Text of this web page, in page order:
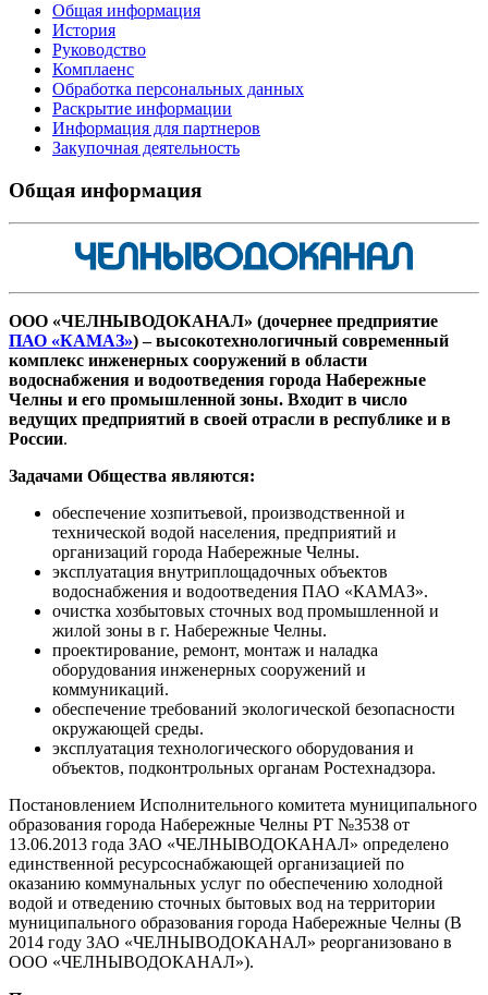
Общая информация
История
Руководство
Комплаенс
Обработка персональных данных
Раскрытие информации
Информация для партнеров
Закупочная деятельность
Общая информация
ООО «ЧЕЛНЫВОДОКАНАЛ» (дочернее предприятие
ПАО «КАМАЗ») – высокотехнологичный современный
комплекс инженерных сооружений в области
водоснабжения и водоотведения города Набережные
Челны и его промышленной зоны. Входит в число
ведущих предприятий в своей отрасли в республике и в
России.
Задачами Общества являются:
обеспечение хозпитьевой, производственной и
технической водой населения, предприятий и
организаций города Набережные Челны.
эксплуатация внутриплощадочных объектов
водоснабжения и водоотведения ПАО «КАМАЗ».
очистка хозбытовых сточных вод промышленной и
жилой зоны в г. Набережные Челны.
проектирование, ремонт, монтаж и наладка
оборудования инженерных сооружений и
коммуникаций.
обеспечение требований экологической безопасности
окружающей среды.
эксплуатация технологического оборудования и
объектов, подконтрольных органам Ростехнадзора.
Постановлением Исполнительного комитета муниципального
образования города Набережные Челны РТ №3538 от
13.06.2013 года ЗАО «ЧЕЛНЫВОДОКАНАЛ» определено
единственной ресурсоснабжающей организацией по
оказанию коммунальных услуг по обеспечению холодной
водой и отведению сточных бытовых вод на территории
муниципального образования города Набережные Челны (В
2014 году ЗАО «ЧЕЛНЫВОДОКАНАЛ» реорганизовано в
ООО «ЧЕЛНЫВОДОКАНАЛ»).